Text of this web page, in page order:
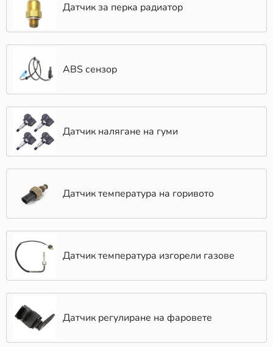
Датчик за перка радиатор
ABS сензор
Датчик налягане на гуми
Датчик температура на горивото
Датчик температура изгорели газове
Датчик регулиране на фаровете